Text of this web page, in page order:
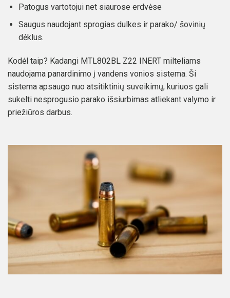
Patogus vartotojui net siaurose erdvėse
Saugus naudojant sprogias dulkes ir parako/ šovinių
dėklus.
Kodėl taip? Kadangi MTL802BL Z22 INERT milteliams
naudojama panardinimo į vandens vonios sistema. Ši
sistema apsaugo nuo atsitiktinių suveikimų, kuriuos gali
sukelti nesprogusio parako išsiurbimas atliekant valymo ir
priežiūros darbus.